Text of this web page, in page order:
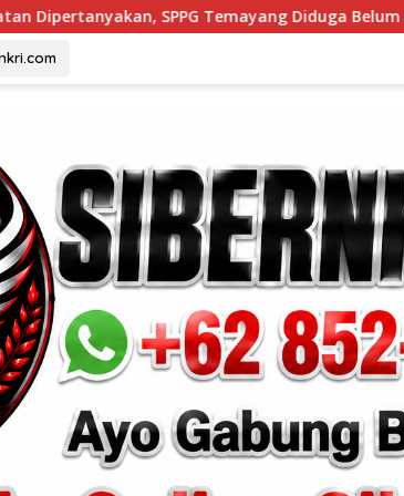
Temayang Diduga Belum Punya SLHS